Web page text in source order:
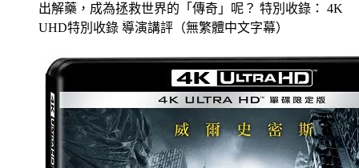
出解藥，成為拯救世界的「傳奇」呢？ 特別收錄： 4K
UHD特別收錄 導演講評（無繁體中文字幕）